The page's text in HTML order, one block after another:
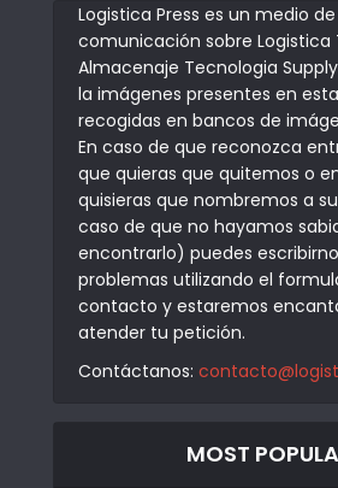
Logistica Press es un medio de
comunicación sobre Logistica
Almacenaje Tecnologia
la imágenes presentes en
recogidas en bancos de
En caso de que reconozca
que quieras que quitemos o
quisieras que nombremos a
caso de que no hayamos
encontrarlo) puedes
problemas utilizando el
contacto y estaremos
atender tu petición.
Contáctanos:
MOST